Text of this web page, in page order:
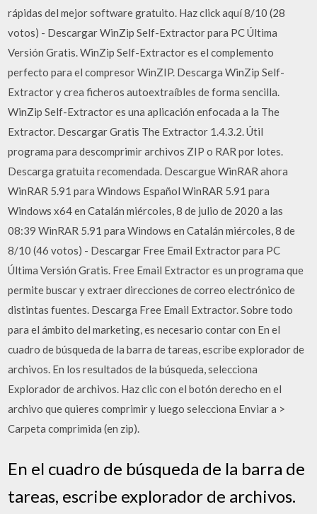
rápidas del mejor software gratuito. Haz click aquí 8/10 (28
votos) - Descargar WinZip Self-Extractor para PC Última
Versión Gratis. WinZip Self-Extractor es el complemento
perfecto para el compresor WinZIP. Descarga WinZip Self-
Extractor y crea ficheros autoextraíbles de forma sencilla.
WinZip Self-Extractor es una aplicación enfocada a la The
Extractor. Descargar Gratis The Extractor 1.4.3.2. Útil
programa para descomprimir archivos ZIP o RAR por lotes.
Descarga gratuita recomendada. Descargue WinRAR ahora
WinRAR 5.91 para Windows Español WinRAR 5.91 para
Windows x64 en Catalán miércoles, 8 de julio de 2020 a las
08:39 WinRAR 5.91 para Windows en Catalán miércoles, 8 de
8/10 (46 votos) - Descargar Free Email Extractor para PC
Última Versión Gratis. Free Email Extractor es un programa que
permite buscar y extraer direcciones de correo electrónico de
distintas fuentes. Descarga Free Email Extractor. Sobre todo
para el ámbito del marketing, es necesario contar con En el
cuadro de búsqueda de la barra de tareas, escribe explorador de
archivos. En los resultados de la búsqueda, selecciona
Explorador de archivos. Haz clic con el botón derecho en el
archivo que quieres comprimir y luego selecciona Enviar a >
Carpeta comprimida (en zip).
En el cuadro de búsqueda de la barra de
tareas, escribe explorador de archivos.